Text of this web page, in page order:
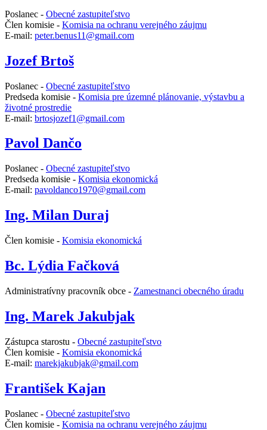
Poslanec - Obecné zastupiteľstvo
Člen komisie - Komisia na ochranu verejného záujmu
E-mail: peter.benus11@gmail.com
Jozef Brtoš
Poslanec - Obecné zastupiteľstvo
Predseda komisie - Komisia pre územné plánovanie, výstavbu a
životné prostredie
E-mail: brtosjozef1@gmail.com
Pavol Dančo
Poslanec - Obecné zastupiteľstvo
Predseda komisie - Komisia ekonomická
E-mail: pavoldanco1970@gmail.com
Ing. Milan Duraj
Člen komisie - Komisia ekonomická
Bc. Lýdia Fačková
Administratívny pracovník obce - Zamestnanci obecného úradu
Ing. Marek Jakubjak
Zástupca starostu - Obecné zastupiteľstvo
Člen komisie - Komisia ekonomická
E-mail: marekjakubjak@gmail.com
František Kajan
Poslanec - Obecné zastupiteľstvo
Člen komisie - Komisia na ochranu verejného záujmu